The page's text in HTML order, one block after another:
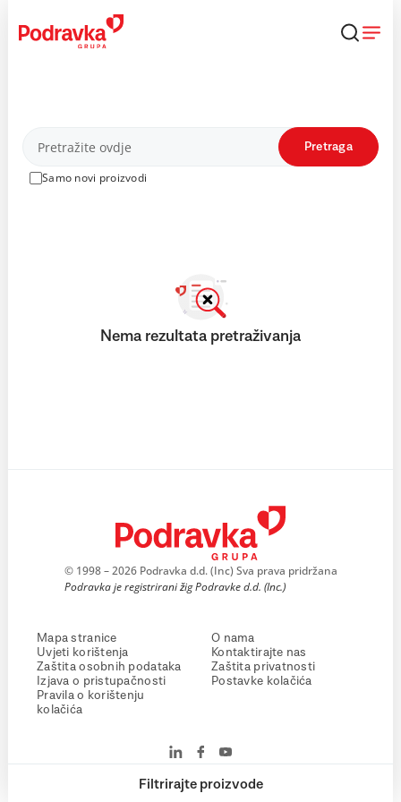
content
Proizvodi
Samo novi proizvodi
Pretraga
Filtrirajte proizvode
Nema rezultata pretraživanja
© 1998 – 2026 Podravka d.d. (Inc) Sva prava pridržana
Podravka je registrirani žig Podravke d.d. (Inc.)
Mapa stranice
Uvjeti korištenja
Zaštita osobnih podataka
Izjava o pristupačnosti
Pravila o korištenju
kolačića
O nama
Kontaktirajte nas
Zaštita privatnosti
Postavke kolačića